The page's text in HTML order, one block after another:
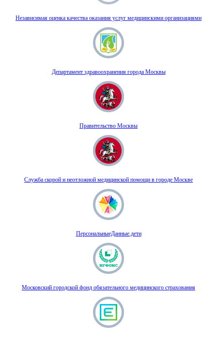
Независимая оценка качества оказания услуг медицинскими организациями
Департамент здравоохранения города Москвы
Правительство Москвы
Служба скорой и неотложной медицинской помощи в городе Москве
ПерсональныеДанные.дети
Московский городской фонд обязательного медицинского страхования